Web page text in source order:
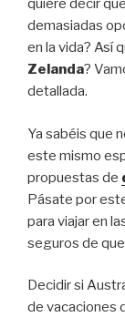
quiere decir
demasiadas
en la vida? Así
Zelanda?
detallada.
Ya sabéis que
este mismo
propuestas de
Pásate por
para viajar en
seguros de
Decidir si
de vacaciones